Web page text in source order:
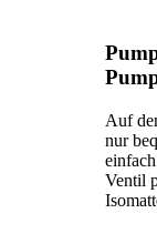
Auf
nur
Ventil